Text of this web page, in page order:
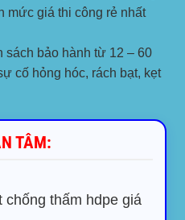
mức giá thi công rẻ nhất
sách bảo hành từ 12 – 60
cố hỏng hóc, rách bạt, kẹt
TÂM:
chống thấm hdpe giá